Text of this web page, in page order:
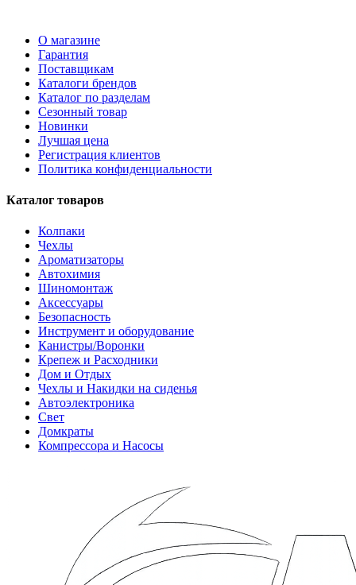
О магазине
Гарантия
Поставщикам
Каталоги брендов
Каталог по разделам
Сезонный товар
Новинки
Лучшая цена
Регистрация клиентов
Политика конфиденциальности
Каталог товаров
Колпаки
Чехлы
Ароматизаторы
Автохимия
Шиномонтаж
Аксессуары
Безопасность
Инструмент и оборудование
Канистры/Воронки
Крепеж и Расходники
Дом и Отдых
Чехлы и Накидки на сиденья
Автоэлектроника
Свет
Домкраты
Компрессора и Насосы